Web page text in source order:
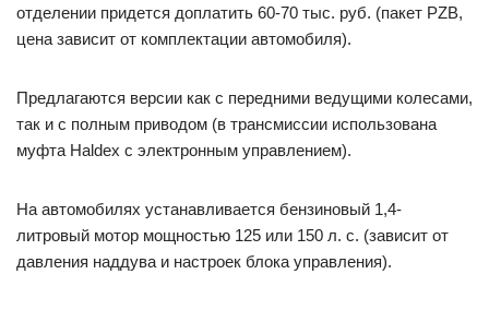
отделении придется доплатить 60-70 тыс. руб. (пакет PZB,
цена зависит от комплектации автомобиля).
Предлагаются версии как с передними ведущими колесами,
так и с полным приводом (в трансмиссии использована
муфта Haldex с электронным управлением).
На автомобилях устанавливается бензиновый 1,4-
литровый мотор мощностью 125 или 150 л. с. (зависит от
давления наддува и настроек блока управления).